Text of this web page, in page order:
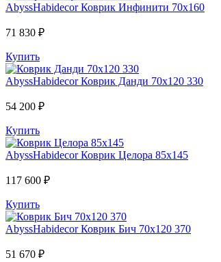
AbyssHabidecor Коврик Инфинити 70х160
71 830 ₽
Купить
AbyssHabidecor Коврик Данди 70х120 330
54 200 ₽
Купить
AbyssHabidecor Коврик Целора 85х145
117 600 ₽
Купить
AbyssHabidecor Коврик Бич 70х120 370
51 670 ₽